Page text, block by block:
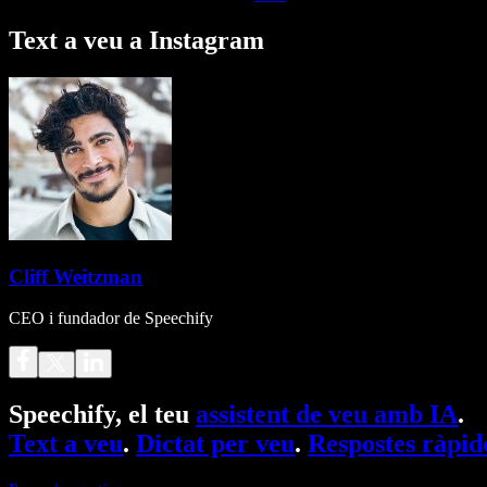
Text a veu a Instagram
Cliff Weitzman
CEO i fundador de Speechify
Speechify, el teu assistent de veu amb IA.
Text a veu. Dictat per veu. Respostes